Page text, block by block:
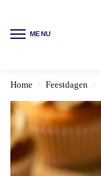
MENU
Home / Feestdagen /